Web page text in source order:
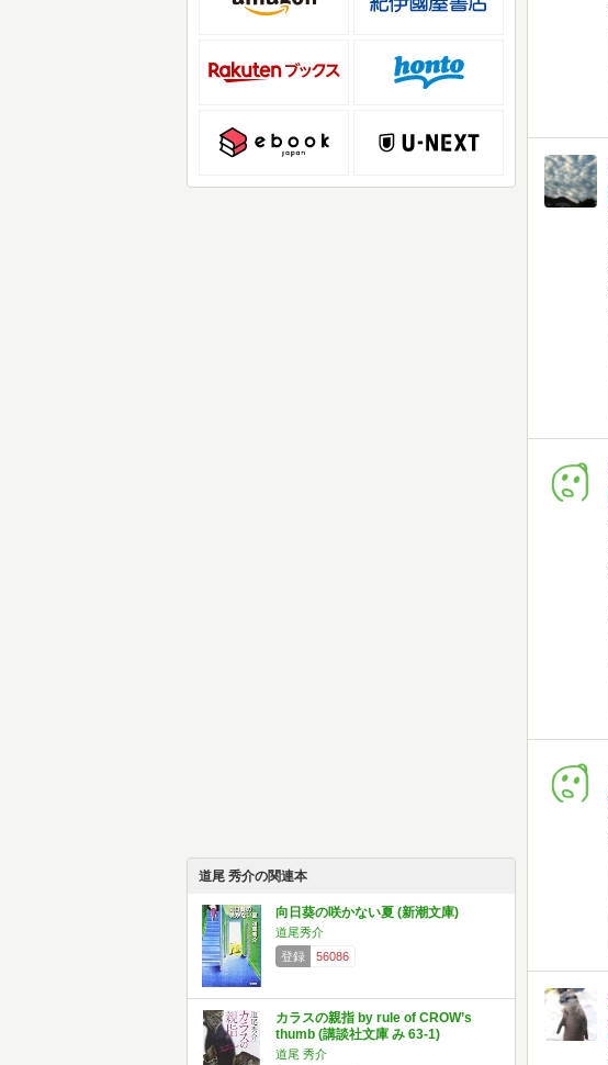
道尾 秀介の関連本
向日葵の咲かない夏 (新潮文庫)
道尾秀介
登録
56086
カラスの親指 by rule of CROW’s
thumb (講談社文庫 み 63-1)
道尾 秀介